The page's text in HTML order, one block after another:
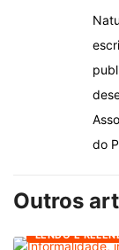
do
Outros
LENDO E